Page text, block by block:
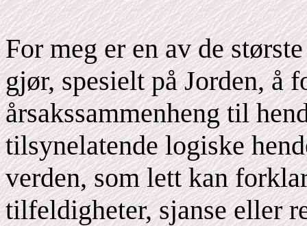
For meg er en av de
gjør, spesielt på Jorden, å
årsakssammenheng til
tilsynelatende logiske
verden, som lett kan
tilfeldigheter, sjanse eller